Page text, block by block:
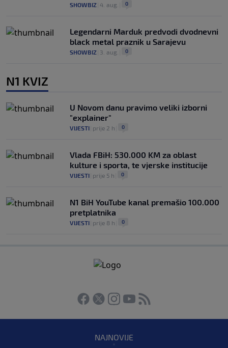
SHOWBIZ 4. aug. 0
Legendarni Marduk predvodi dvodnevni
black metal praznik u Sarajevu
SHOWBIZ 3. aug. 0
N1 KVIZ
U Novom danu pravimo veliki izborni
"explainer"
VIJESTI prije 2 h 0
Vlada FBiH: 530.000 KM za oblast
kulture i sporta, te vjerske institucije
VIJESTI prije 5 h 0
N1 BiH YouTube kanal premašio 100.000
pretplatnika
VIJESTI prije 8 h 0
NAJNOVIJE